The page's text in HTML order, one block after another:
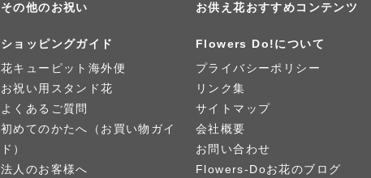
その他のお祝い お供え花おすすめコンテンツ
ショッピングガイド
花キューピット海外便
お祝い用スタンド花
よくあるご質問
初めてのかたへ（お買い物ガイ
ド）
法人のお客様へ
Flowers Do!について
プライバシーポリシー
リンク集
サイトマップ
会社概要
お問い合わせ
Flowers-Doお花のブログ